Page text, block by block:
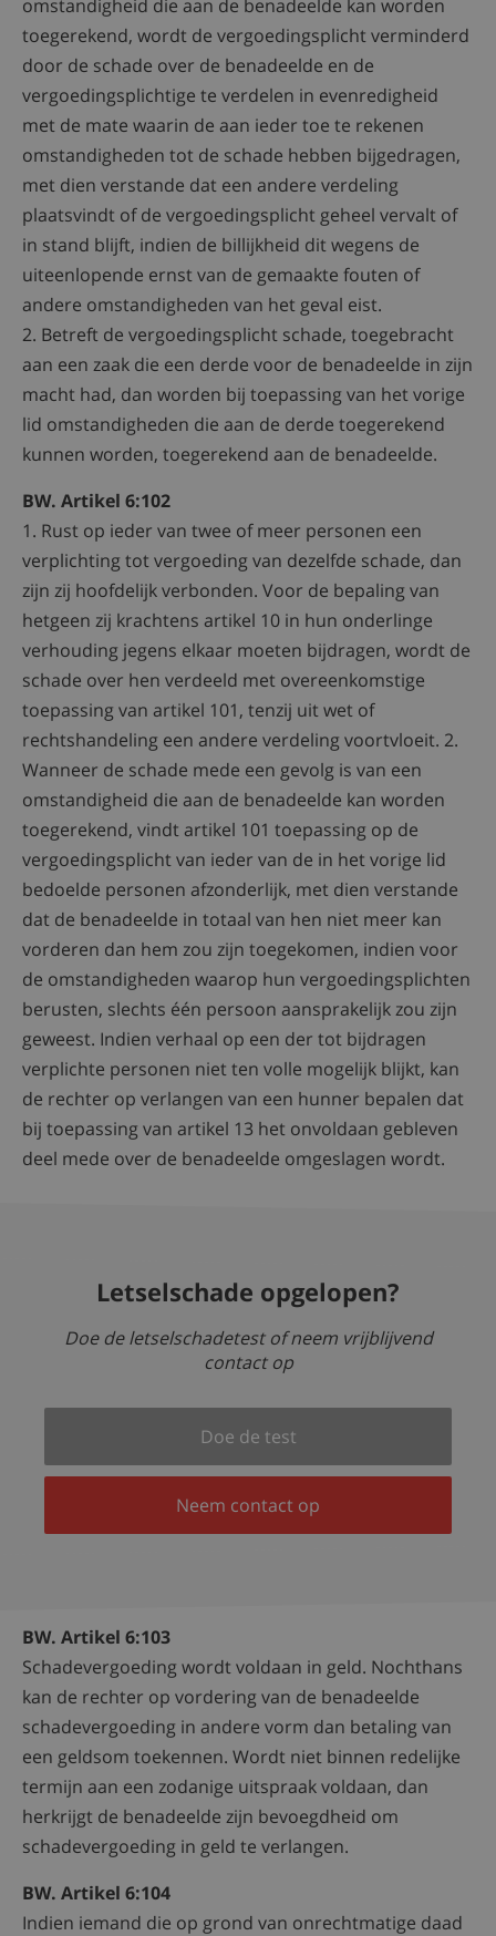
omstandigheid die aan de benadeelde kan worden
toegerekend, wordt de vergoedingsplicht verminderd
door de schade over de benadeelde en de
vergoedingsplichtige te verdelen in evenredigheid
met de mate waarin de aan ieder toe te rekenen
omstandigheden tot de schade hebben bijgedragen,
met dien verstande dat een andere verdeling
plaatsvindt of de vergoedingsplicht geheel vervalt of
in stand blijft, indien de billijkheid dit wegens de
uiteenlopende ernst van de gemaakte fouten of
andere omstandigheden van het geval eist.
2. Betreft de vergoedingsplicht schade, toegebracht
aan een zaak die een derde voor de benadeelde in zijn
macht had, dan worden bij toepassing van het vorige
lid omstandigheden die aan de derde toegerekend
kunnen worden, toegerekend aan de benadeelde.
BW. Artikel 6:102
1. Rust op ieder van twee of meer personen een
verplichting tot vergoeding van dezelfde schade, dan
zijn zij hoofdelijk verbonden. Voor de bepaling van
hetgeen zij krachtens artikel 10 in hun onderlinge
verhouding jegens elkaar moeten bijdragen, wordt de
schade over hen verdeeld met overeenkomstige
toepassing van artikel 101, tenzij uit wet of
rechtshandeling een andere verdeling voortvloeit. 2.
Wanneer de schade mede een gevolg is van een
omstandigheid die aan de benadeelde kan worden
toegerekend, vindt artikel 101 toepassing op de
vergoedingsplicht van ieder van de in het vorige lid
bedoelde personen afzonderlijk, met dien verstande
dat de benadeelde in totaal van hen niet meer kan
vorderen dan hem zou zijn toegekomen, indien voor
de omstandigheden waarop hun vergoedingsplichten
berusten, slechts één persoon aansprakelijk zou zijn
geweest. Indien verhaal op een der tot bijdragen
verplichte personen niet ten volle mogelijk blijkt, kan
de rechter op verlangen van een hunner bepalen dat
bij toepassing van artikel 13 het onvoldaan gebleven
deel mede over de benadeelde omgeslagen wordt.
Letselschade opgelopen?
Doe de letselschadetest of neem vrijblijvend
contact op
Doe de test
Neem contact op
BW. Artikel 6:103
Schadevergoeding wordt voldaan in geld. Nochthans
kan de rechter op vordering van de benadeelde
schadevergoeding in andere vorm dan betaling van
een geldsom toekennen. Wordt niet binnen redelijke
termijn aan een zodanige uitspraak voldaan, dan
herkrijgt de benadeelde zijn bevoegdheid om
schadevergoeding in geld te verlangen.
BW. Artikel 6:104
Indien iemand die op grond van onrechtmatige daad